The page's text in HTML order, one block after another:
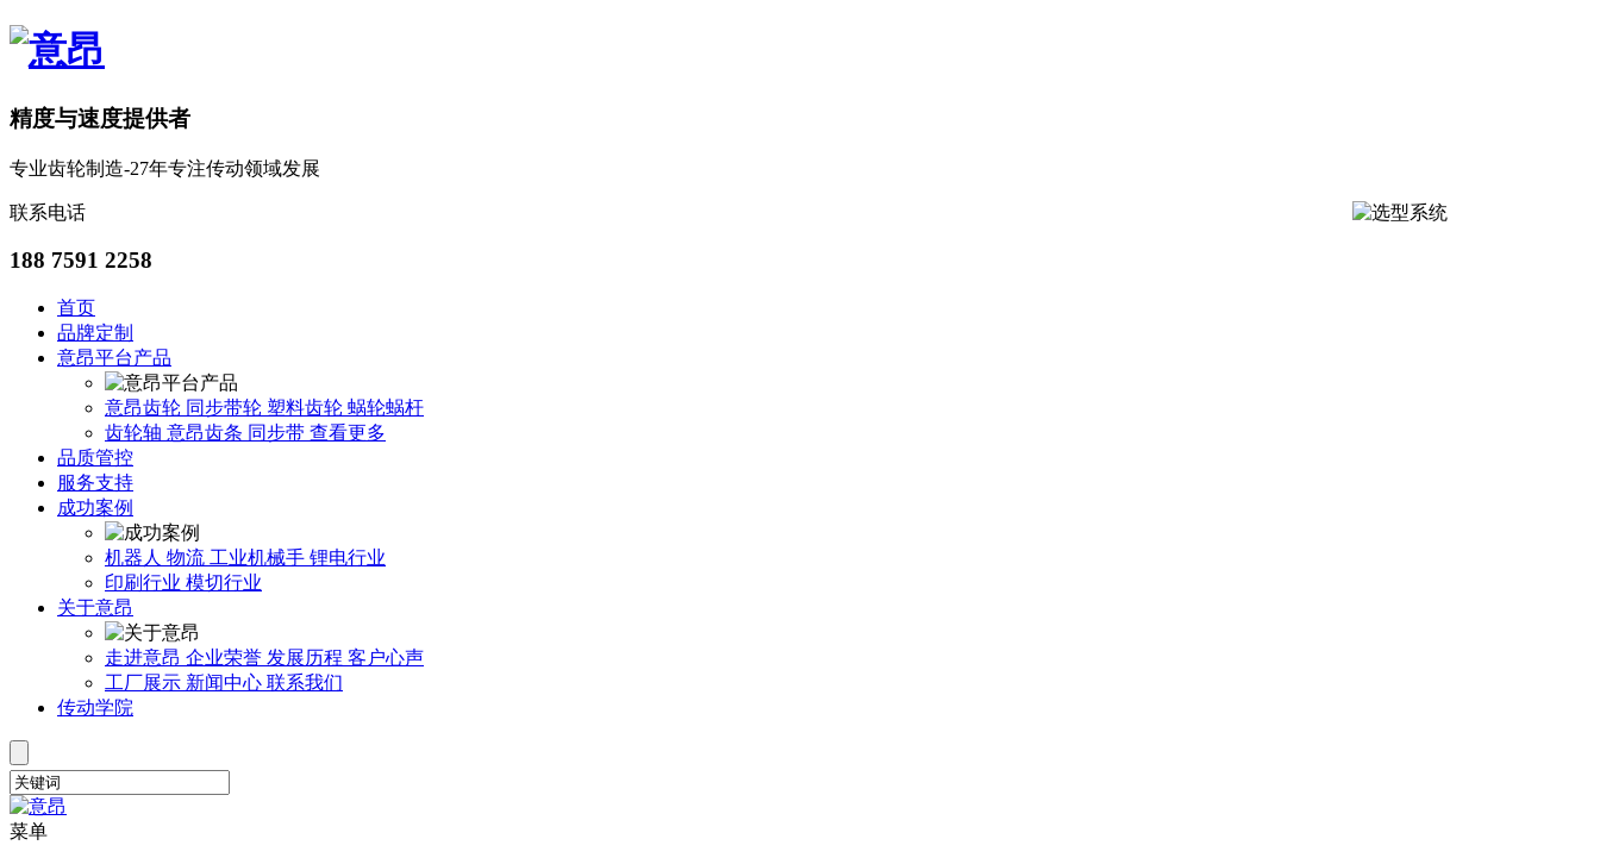
精度与速度提供者
专业齿轮制造-27年专注传动领域发展
联系电话
188 7591 2258
首页
品牌定制
意昂平台产品
意昂齿轮 同步带轮 塑料齿轮 蜗轮蜗杆
齿轮轴 意昂齿条 同步带 查看更多
品质管控
服务支持
成功案例
机器人 物流 工业机械手 锂电行业
印刷行业 模切行业
关于意昂
走进意昂 企业荣誉 发展历程 客户心声
工厂展示 新闻中心 联系我们
传动学院
菜单